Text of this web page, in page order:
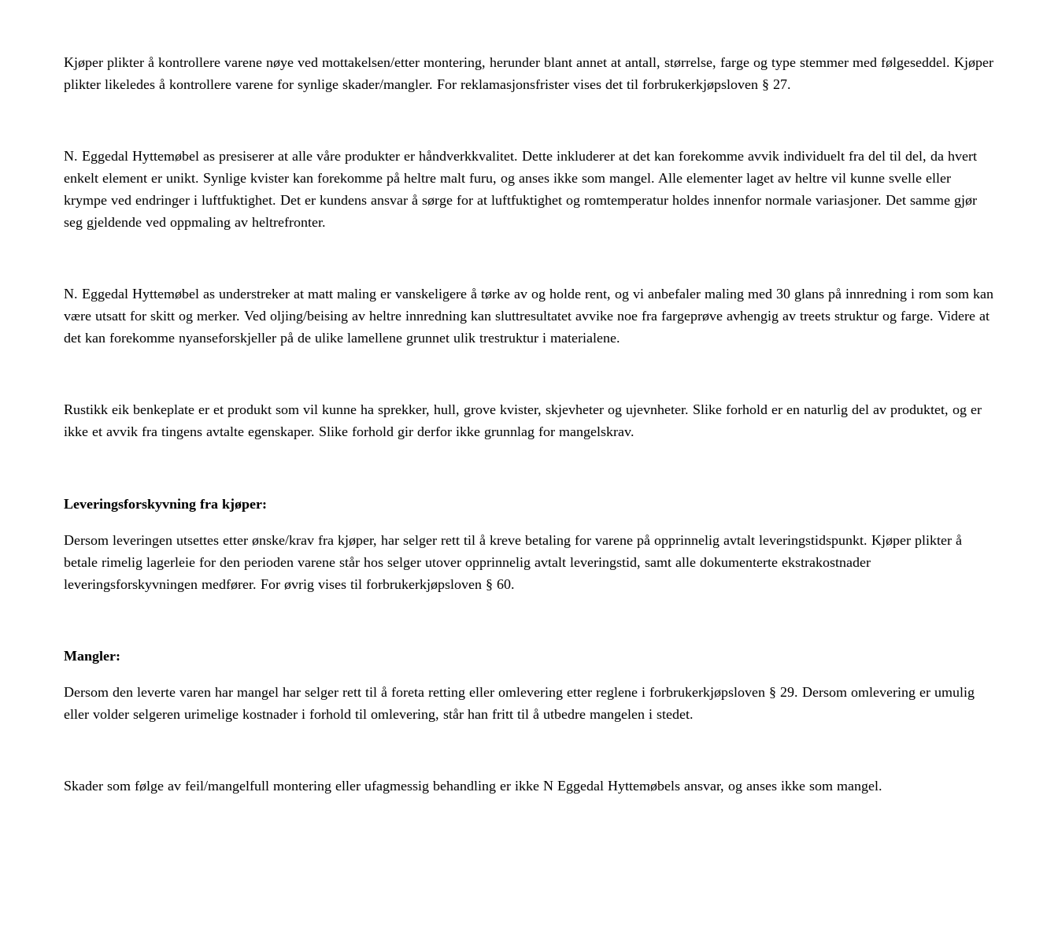
Kjøper plikter å kontrollere varene nøye ved mottakelsen/etter montering, herunder blant annet at antall, størrelse, farge og type stemmer med følgeseddel. Kjøper
plikter likeledes å kontrollere varene for synlige skader/mangler. For reklamasjonsfrister vises det til forbrukerkjøpsloven § 27.
N. Eggedal Hyttemøbel as presiserer at alle våre produkter er håndverkkvalitet. Dette inkluderer at det kan forekomme avvik individuelt fra del til del, da hvert
enkelt element er unikt. Synlige kvister kan forekomme på heltre malt furu, og anses ikke som mangel. Alle elementer laget av heltre vil kunne svelle eller
krympe ved endringer i luftfuktighet. Det er kundens ansvar å sørge for at luftfuktighet og romtemperatur holdes innenfor normale variasjoner. Det samme gjør
seg gjeldende ved oppmaling av heltrefronter.
N. Eggedal Hyttemøbel as understreker at matt maling er vanskeligere å tørke av og holde rent, og vi anbefaler maling med 30 glans på innredning i rom som kan
være utsatt for skitt og merker. Ved oljing/beising av heltre innredning kan sluttresultatet avvike noe fra fargeprøve avhengig av treets struktur og farge. Videre at
det kan forekomme nyanseforskjeller på de ulike lamellene grunnet ulik trestruktur i materialene.
Rustikk eik benkeplate er et produkt som vil kunne ha sprekker, hull, grove kvister, skjevheter og ujevnheter. Slike forhold er en naturlig del av produktet, og er
ikke et avvik fra tingens avtalte egenskaper. Slike forhold gir derfor ikke grunnlag for mangelskrav.
Leveringsforskyvning fra kjøper:
Dersom leveringen utsettes etter ønske/krav fra kjøper, har selger rett til å kreve betaling for varene på opprinnelig avtalt leveringstidspunkt. Kjøper plikter å
betale rimelig lagerleie for den perioden varene står hos selger utover opprinnelig avtalt leveringstid, samt alle dokumenterte ekstrakostnader
leveringsforskyvningen medfører. For øvrig vises til forbrukerkjøpsloven § 60.
Mangler:
Dersom den leverte varen har mangel har selger rett til å foreta retting eller omlevering etter reglene i forbrukerkjøpsloven § 29. Dersom omlevering er umulig
eller volder selgeren urimelige kostnader i forhold til omlevering, står han fritt til å utbedre mangelen i stedet.
Skader som følge av feil/mangelfull montering eller ufagmessig behandling er ikke N Eggedal Hyttemøbels ansvar, og anses ikke som mangel.